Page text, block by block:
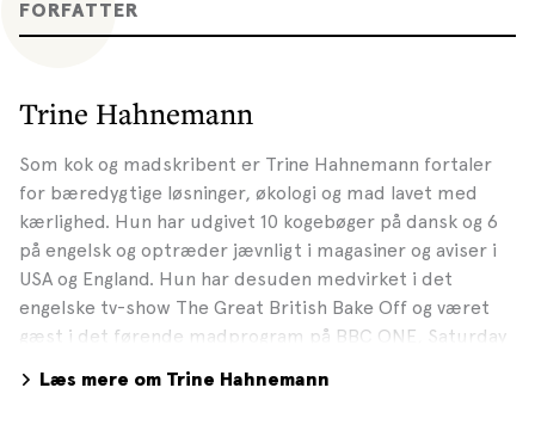
FORFATTER
Trine Hahnemann
Som kok og madskribent er Trine Hahnemann fortaler
for bæredygtige løsninger, økologi og mad lavet med
kærlighed. Hun har udgivet 10 kogebøger på dansk og 6
på engelsk og optræder jævnligt i magasiner og aviser i
USA og England. Hun har desuden medvirket i det
engelske tv-show The Great British Bake Off og været
gæst i det førende madprogram på BBC ONE, Saturday
Grøn hverdagsmad (2021). Læs mere her:
Læs mere om Trine Hahnemann